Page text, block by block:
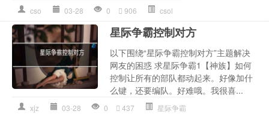
cso 03-28 0 906 csol
星际争霸控制对方
以下围绕“星际争霸控制对方”主题解决
网友的困惑 求星际争霸1【神族】如何
控制让所有的部队都动起来。好像加什
么键，还要编队。好难哦。我很喜...
xjz 03-28 0 437 星际争霸